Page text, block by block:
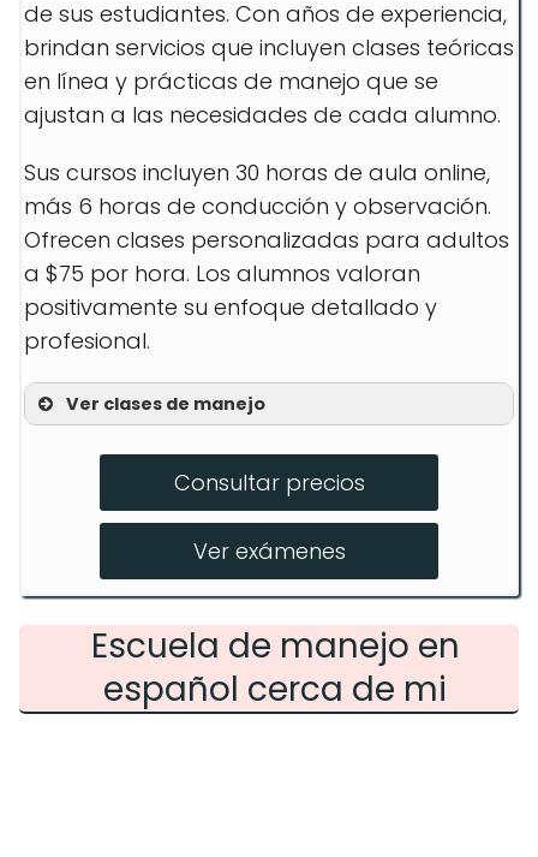
de sus estudiantes. Con años de experiencia,
brindan servicios que incluyen clases teóricas
en línea y prácticas de manejo que se
ajustan a las necesidades de cada alumno.
Sus cursos incluyen 30 horas de aula online,
más 6 horas de conducción y observación.
Ofrecen clases personalizadas para adultos
a $75 por hora. Los alumnos valoran
positivamente su enfoque detallado y
profesional.
Ver clases de manejo
Prácticas de manejo
Clases para adultos
Consultar precios
Ver exámenes
Escuela de manejo en
español cerca de mi